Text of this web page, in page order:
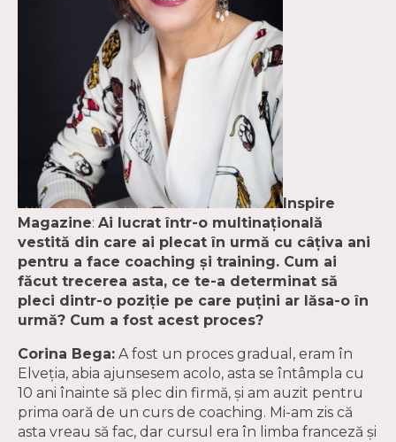
Inspire
Magazine: Ai lucrat într-o multinațională
vestită din care ai plecat în urmă cu câțiva ani
pentru a face coaching și training. Cum ai
făcut trecerea asta, ce te-a determinat să
pleci dintr-o poziție pe care puţini ar lăsa-o în
urmă? Cum a fost acest proces?
Corina Bega: A fost un proces gradual, eram în
Elveția, abia ajunsesem acolo, asta se întâmpla cu
10 ani înainte să plec din firmă, și am auzit pentru
prima oară de un curs de coaching. Mi-am zis că
asta vreau să fac, dar cursul era în limba franceză și